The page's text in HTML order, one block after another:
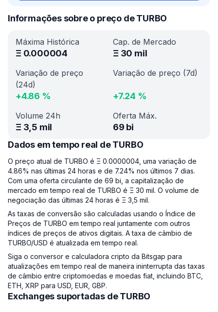
Informações sobre o preço de TURBO
Máxima Histórica
Ξ 0.000004
Cap. de Mercado
Ξ 30 mil
Variação de preço
(24d)
+4.86 %
Variação de preço (7d)
+7.24 %
Volume 24h
Ξ 3,5 mil
Oferta Máx.
69 bi
Dados em tempo real de TURBO
O preço atual de TURBO é Ξ 0.0000004, uma variação de
4.86% nas últimas 24 horas e de 7.24% nos últimos 7 dias.
Com uma oferta circulante de 69 bi, a capitalização de
mercado em tempo real de TURBO é Ξ 30 mil. O volume de
negociação das últimas 24 horas é Ξ 3,5 mil.
As taxas de conversão são calculadas usando o Índice de
Preços de TURBO em tempo real juntamente com outros
índices de preços de ativos digitais. A taxa de câmbio de
TURBO/USD é atualizada em tempo real.
Siga o conversor e calculadora cripto da Bitsgap para
atualizações em tempo real de maneira ininterrupta das taxas
de câmbio entre criptomoedas e moedas fiat, incluindo BTC,
ETH, XRP para USD, EUR, GBP.
Exchanges suportadas de TURBO